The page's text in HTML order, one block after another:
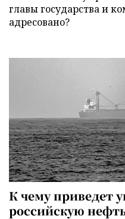
главы государства и
адресовано?
К чему приведет
российскую